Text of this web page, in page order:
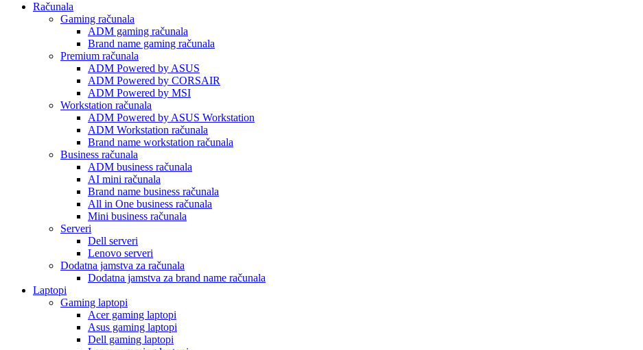
Računala
Gaming računala
ADM gaming računala
Brand name gaming računala
Premium računala
ADM Powered by ASUS
ADM Powered by CORSAIR
ADM Powered by MSI
Workstation računala
ADM Powered by ASUS Workstation
ADM Workstation računala
Brand name workstation računala
Business računala
ADM business računala
AI mini računala
Brand name business računala
All in One business računala
Mini business računala
Serveri
Dell serveri
Lenovo serveri
Dodatna jamstva za računala
Dodatna jamstva za brand name računala
Laptopi
Gaming laptopi
Acer gaming laptopi
Asus gaming laptopi
Dell gaming laptopi